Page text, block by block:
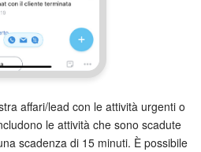
affari/lead con le attività urgenti o
le attività che sono scadute
scadenza di 15 minuti. È possibile